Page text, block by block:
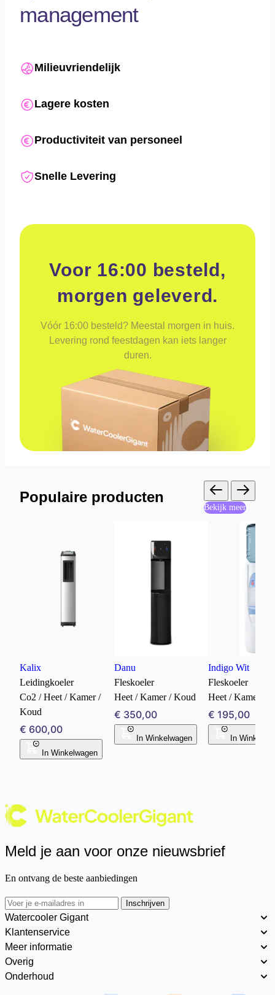
management
Milieuvriendelijk
Lagere kosten
Productiviteit van personeel
Snelle Levering
Voor 16:00 besteld,
morgen geleverd.
Vóór 16:00 besteld? Meestal morgen in huis.
Levering rond feestdagen kan iets langer
duren.
Populaire producten
Bekijk meer
Kalix
Leidingkoeler
Co2 / Heet / Kamer /
Koud
€ 600,00
In Winkelwagen
Danu
Fleskoeler
Heet / Kamer / Koud
€ 350,00
In Winkelwagen
Indigo Wit
Fleskoeler
Heet / Kamer /
€ 195,00
In
Meld je aan voor onze nieuwsbrief
En ontvang de beste aanbiedingen
Inschrijven
Watercooler Gigant
Klantenservice
Meer informatie
Overig
Onderhoud